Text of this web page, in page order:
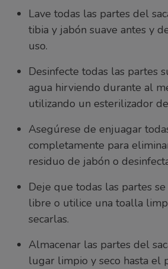
Lave todas las partes del
tibia y jabón suave antes y
uso.
Desinfecte todas las partes
agua hirviendo durante al
utilizando un esterilizador
Asegúrese de enjuagar
completamente para
residuo de jabón o
Deje que todas las partes
libre o utilice una toalla
secarlas.
Almacenar las partes del
lugar limpio y seco hasta el